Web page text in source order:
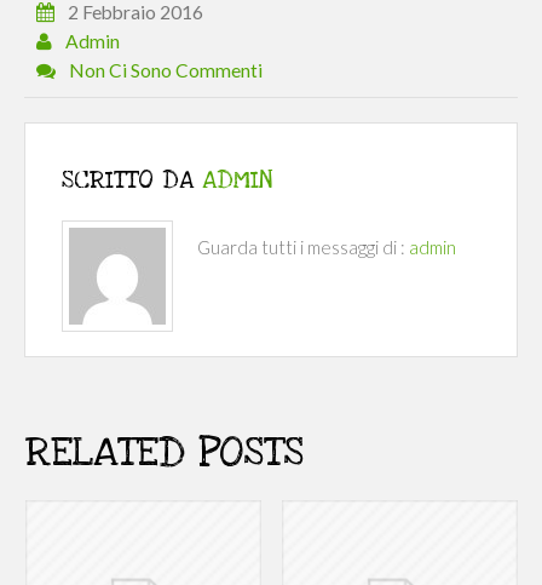
2 Febbraio 2016
Admin
Non Ci Sono Commenti
SCRITTO DA ADMIN
Guarda tutti i messaggi di : admin
RELATED POSTS